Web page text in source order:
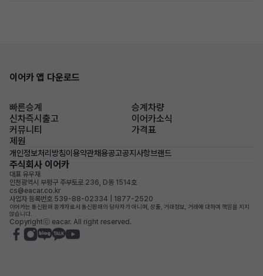
이어카 앱 다운로드
빠른승계
승계차량
신차즉시출고
이어카소식
커뮤니티
가격표
제원
개인정보처리방침이용약관채용공고공지사항브랜드
주식회사 이어카
대표 유우재
인천광역시 부평구 주부토로 236, D동 1514호
cs@eacar.co.kr
사업자 등록번호 539-88-02334 | 1877-2520
이어카는 통신판매 중개자로서 통신판매의 당사자가 아니며, 상품, 거래정보, 거래에 대하여 책임을 지지
않습니다.
Copyrightⓒ eacar. All right reserved.